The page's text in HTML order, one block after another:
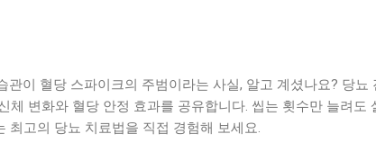
관이 혈당 스파이크의 주범이라는 사실, 알고 계셨나요? 당뇨
체 변화와 혈당 안정 효과를 공유합니다. 씹는 횟수만 늘려도
최고의 당뇨 치료법을 직접 경험해 보세요.